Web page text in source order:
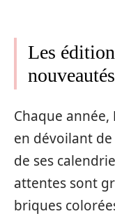
Les
Chaque année,
en dévoilant
de ses
attentes sont
briques